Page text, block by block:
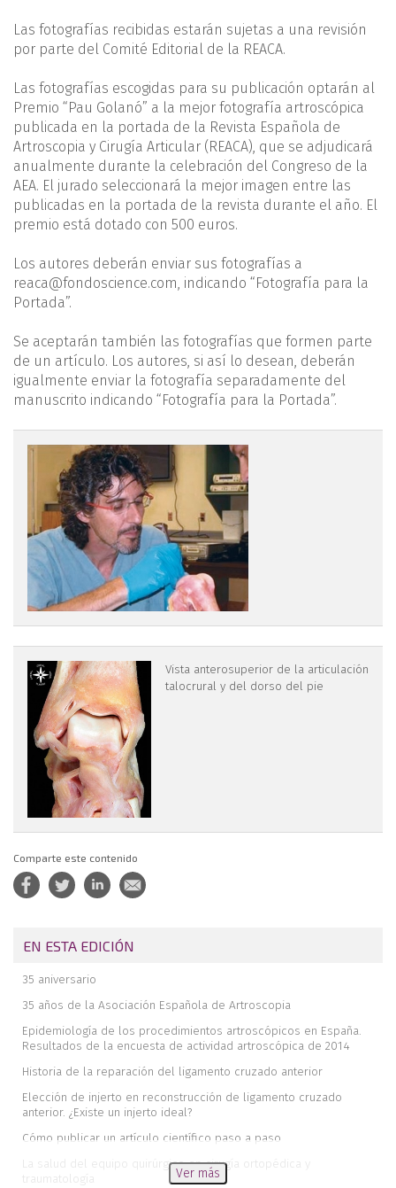
Las fotografías recibidas estarán sujetas a una revisión
por parte del Comité Editorial de la REACA.
Las fotografías escogidas para su publicación optarán al
Premio “Pau Golanó” a la mejor fotografía artroscópica
publicada en la portada de la Revista Española de
Artroscopia y Cirugía Articular (REACA), que se adjudicará
anualmente durante la celebración del Congreso de la
AEA. El jurado seleccionará la mejor imagen entre las
publicadas en la portada de la revista durante el año. El
premio está dotado con 500 euros.
Los autores deberán enviar sus fotografías a
reaca@fondoscience.com, indicando “Fotografía para la
Portada”.
Se aceptarán también las fotografías que formen parte
de un artículo. Los autores, si así lo desean, deberán
igualmente enviar la fotografía separadamente del
manuscrito indicando “Fotografía para la Portada”.
2.jpg
3.jpg
Vista anterosuperior de la articulación
talocrural y del dorso del pie
Comparte este contenido
EN ESTA EDICIÓN
35 aniversario
35 años de la Asociación Española de Artroscopia
Epidemiología de los procedimientos artroscópicos en España.
Resultados de la encuesta de actividad artroscópica de 2014
Historia de la reparación del ligamento cruzado anterior
Elección de injerto en reconstrucción de ligamento cruzado
anterior. ¿Existe un injerto ideal?
Cómo publicar un artículo científico paso a paso
La salud del equipo quirúrgico en cirugía ortopédica y
traumatología
Ver más